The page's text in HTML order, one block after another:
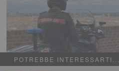
POTREBBE INTERESSARTI...